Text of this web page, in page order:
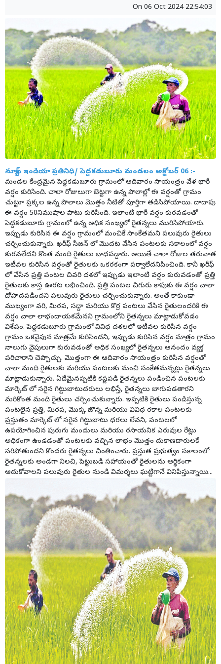
On 06 Oct 2024 22:54:03
న్యూస్ ఇండియా ప్రతినిధి/ పెద్దకడుబూరు మండలం అక్టోబర్ 06 :-
మండల కేంద్రమైన పెద్దకడుబూరు గ్రామంలో ఆదివారం సాయంత్రం వేళ భారీ
వర్షం కురిసింది. చాలా రోజులుగా బెట్టగా ఉన్న పొలాల్లో ఈ వర్షంతో గ్రామం
చుట్టూ ప్రక్కల ఉన్న పొలాలు మొత్తం నీటితో పూర్తిగా తడిసిపోయాయి. దాదాపు
ఈ వర్షం 50నిముషాల పాటు కురిసింది. ఇలాంటి భారీ వర్షం కురవడంతో
పెద్దకడుబూరు గ్రామంలో ఉన్న అధిక సంఖ్యలో రైతన్నలు మురిసిపోయారు.
ఇప్పుడు కురిసిన ఈ వర్షం గ్రామంలో మంచికే సాంకేతమని పలువురు రైతులు
చర్చించుకున్నారు. ఖరీఫ్ సీజన్ లో మొదట వేసిన పంటలకు సకాలంలో వర్షం
కురవలేదని కొంత మంది రైతులు బాధపడ్డారు. అయితే చాలా రోజుల తరువాత
ఇటీవల కురిసిన వర్షంతో రైతులకు ఒకరకంగా పర్వాలేదనిపించింది. కానీ ఖరీఫ్
లో వేసిన ప్రత్తి పంటల చివరి దశలో ఇప్పుడు ఇలాంటి వర్షం కురువడంతో ప్రత్తి
రైతులకు కాస్త ఊరట లభించింది. ప్రత్తి పంటల చిగురు కాపుకు ఈ వర్షం చాలా
దోహదపడిందని పలువురు రైతులు చర్చించుకున్నారు. అంతే కాకుండా
ముఖ్యంగా వరి, మిరప, సద్దా మరియు కొర్ర పంటలు వేసిన రైతులందరికి ఈ
వర్షం చాలా లాభందాయకమేనని గ్రామంలోని రైతన్నలు మాట్లాడుకోవడం
విశేషం. పెద్దకడుబూరు గ్రామంలో వివిధ దశలలో ఇటీవల కురిసిన వర్షం
గ్రామం ఒకవైపున మాత్రమే కురిసిందని, ఇప్పుడు కురిసిన వర్షం మాత్రం గ్రామం
నాలుగు వైపులుగా కురువడంతో అధిక సంఖ్యలో రైతన్నలు ఆనందం వ్యక్త
పరిచారాని చెప్పొచ్చు. మొత్తంగా ఈ ఆదివారం సాయంత్రం కురిసిన వర్షంతో
చాలా మంది రైతులకు మరియు పంటలకు మంచి సంకేతమన్నట్లు రైతన్నలు
మాట్లాడుకున్నారు. ఏదేమైనప్పటికి కష్టపడి రైతన్నలు పండించిన పంటలకు
మార్కెట్ లో సరైన గిట్టుబాటుదరులు లభిస్తే, రైతన్నలు బాగుపడతారని
మరికొంత మంది రైతులు చర్చించుకున్నారు. ఇప్పటికి రైతులు పండిస్తున్న
పంటలైన ప్రత్తి, మిరప, మొక్క జొన్న మరియు వివిధ రకాల పంటలకు
ప్రస్తుతం మార్కెట్ లో సరైన గిట్టుబాటు ధరలు లేవని, పంటలలో
ఉపయోగించిన పురుగు మందులు మరియు రసాయనిక ఎరువుల రేట్లు
అధికంగా ఉండడంతో పంటలకు వచ్చిన లాభం మొత్తం దుకాణదారులకే
సరిపోతుందని కొందరు రైతన్నలు చింతించారు. ప్రస్తుత ప్రభుత్వం సకాలంలో
రైతన్నలకు అండగా నిలచి, పెట్టుబడి సహాయంతో రైతులను ఆర్ధికంగా
ఆదుకోవాలని పలువురు రైతుల నుండి విమర్శలు ఘట్టిగానే వినిపిస్తున్నాయి...